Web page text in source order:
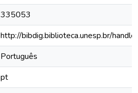
335053
http://bibdig.biblioteca.unesp.br/
Português
pt